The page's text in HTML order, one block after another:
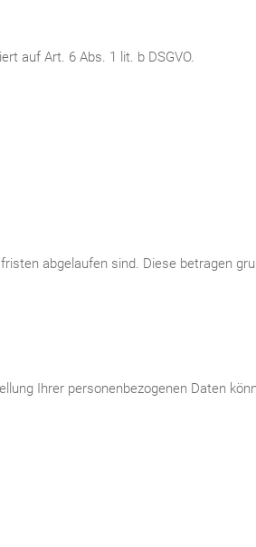
auf Art. 6 Abs. 1 lit. b DSGVO.
abgelaufen sind. Diese betragen
Ihrer personenbezogenen Daten